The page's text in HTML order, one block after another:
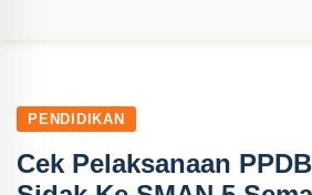
PENDIDIKAN
Cek Pelaksanaan